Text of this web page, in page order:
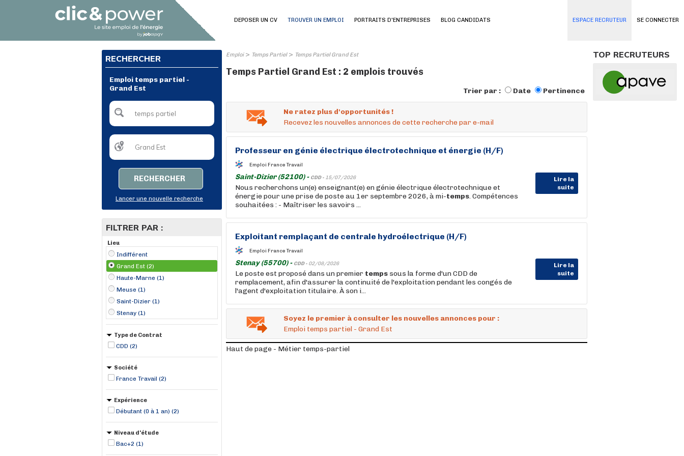
SE CONNECTER
DEPOSER UN CV TROUVER UN EMPLOI PORTRAITS D'ENTREPRISES BLOG CANDIDATS ESPACE RECRUTEUR
RECHERCHER
Emploi temps partiel -
Grand Est
RECHERCHER
Lancer une nouvelle recherche
FILTRER PAR :
Lieu
Indifférent
Grand Est (2)
Haute-Marne (1)
Meuse (1)
Saint-Dizier (1)
Stenay (1)
Type de Contrat
CDD (2)
Société
France Travail (2)
Expérience
Débutant (0 à 1 an) (2)
Niveau d'étude
Bac+2 (1)
Emploi> Temps Partiel> Temps Partiel Grand Est
Temps Partiel Grand Est : 2 emplois trouvés
Trier par : Date Pertinence
Ne ratez plus d'opportunités !
Recevez les nouvelles annonces de cette recherche par e-mail
Professeur en génie électrique électrotechnique et énergie (H/F)
Emploi France Travail
Saint-Dizier (52100) - CDD - 15/07/2026
Lire la
suite
Nous recherchons un(e) enseignant(e) en génie électrique électrotechnique et
énergie pour une prise de poste au 1er septembre 2026, à mi-temps. Compétences
souhaitées : - Maîtriser les savoirs ...
Exploitant remplaçant de centrale hydroélectrique (H/F)
Emploi France Travail
Stenay (55700) - CDD - 02/08/2026
Lire la
suite
Le poste est proposé dans un premier temps sous la forme d'un CDD de
remplacement, afin d'assurer la continuité de l'exploitation pendant les congés de
l'agent d'exploitation titulaire. À son i...
Soyez le premier à consulter les nouvelles annonces pour :
Emploi temps partiel - Grand Est
Haut de page - Métier temps-partiel
TOP RECRUTEURS